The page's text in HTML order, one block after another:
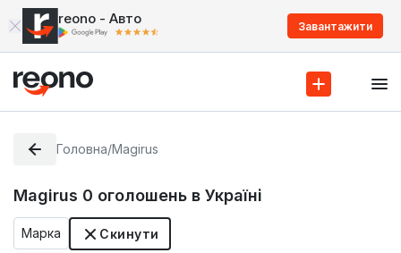
reono - Авто Завантажити
Головна/Magirus
Magirus 0 оголошень в Україні
Марка Скинути